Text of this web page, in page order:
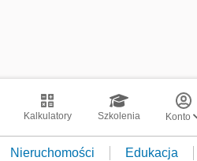
Kalkulatory Szkolenia Konto
Nieruchomości Edukacja